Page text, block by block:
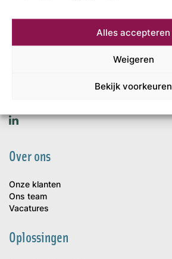
Alles accepteren
Weigeren
Bekijk voorkeuren
Leonard Springerlaan 7
+31 (0)50 820 02 55
info@mijnaccountant.nl
Over ons
Onze klanten
Ons team
Vacatures
Oplossingen